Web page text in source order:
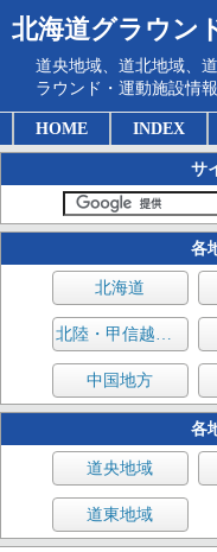
北海道グラウン
道央地域、道北地域、
ラウンド・運動施設情報
HOME INDEX
サ
各
北海道
北陸・甲信越地方
中国地方
各
道央地域
道東地域